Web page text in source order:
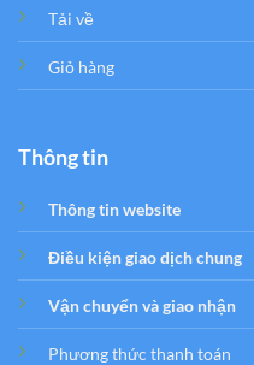
Tải về
Giỏ hàng
Thông tin
Thông tin website
Điều kiện giao dịch chung
Vận chuyển và giao nhận
Phương thức thanh toán